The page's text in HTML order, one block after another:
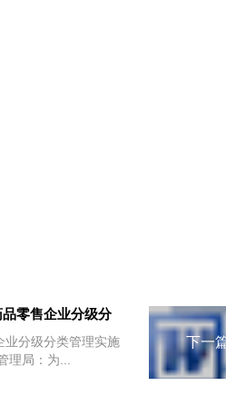
零售企业分级分
业分级分类管理实施
局：为...
下一